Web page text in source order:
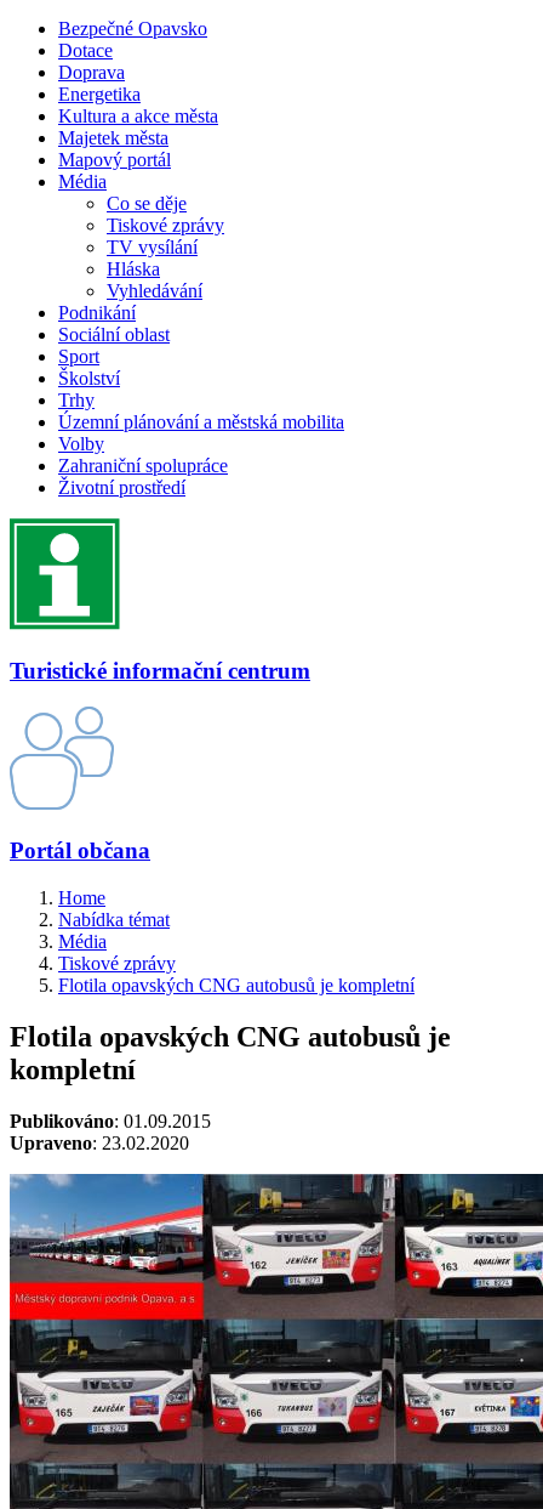
Bezpečné Opavsko
Dotace
Doprava
Energetika
Kultura a akce města
Majetek města
Mapový portál
Média
Co se děje
Tiskové zprávy
TV vysílání
Hláska
Vyhledávání
Podnikání
Sociální oblast
Sport
Školství
Trhy
Územní plánování a městská mobilita
Volby
Zahraniční spolupráce
Životní prostředí
Turistické informační centrum
Portál občana
Home
Nabídka témat
Média
Tiskové zprávy
Flotila opavských CNG autobusů je kompletní
Flotila opavských CNG autobusů je
kompletní
Publikováno: 01.09.2015
Upraveno: 23.02.2020